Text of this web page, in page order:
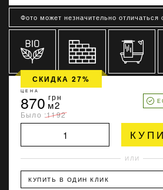
Фото может незначительно отличаться
СКИДКА 27%
ЦЕНА
870 грн
м2
Было :1192
ИЛИ
КУПИТЬ В ОДИН КЛИК